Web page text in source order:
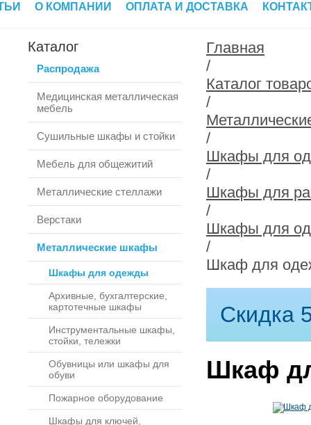
О КОМПАНИИ ОПЛАТА И ДОСТАВКА
Каталог
Распродажа
Медицинская металлическая
мебель
Сушильные шкафы и стойки
Мебель для общежитий
Металлические стеллажи
Верстаки
Металлические шкафы
Шкафы для одежды
Архивные, бухгалтерские,
картотечные шкафы
Инструментальные шкафы,
стойки, тележки
Обувницы или шкафы для
обуви
Пожарное оборудование
Шкафы для ключей,
Главная
/
Каталог
/
/
Шкафы для
/
Шкафы для
/
Шкафы для
/
Шкаф для
Скидка
Шкаф